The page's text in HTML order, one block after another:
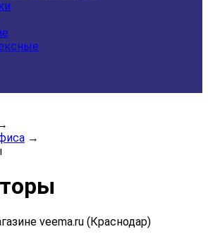
→
veema.ru (Краснодар)